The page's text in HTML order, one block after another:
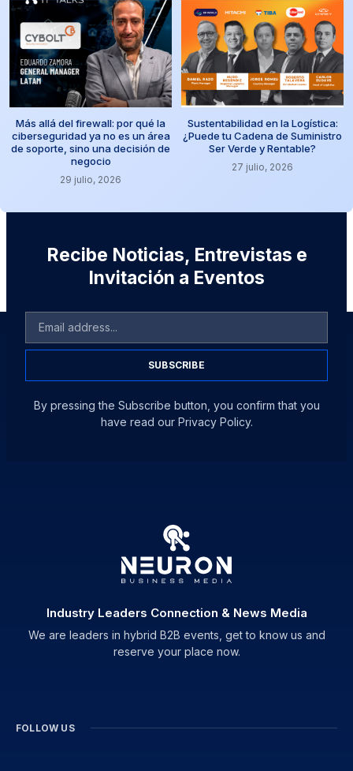
Más allá del firewall: por qué la
ciberseguridad ya no es un área
de soporte, sino una decisión de
negocio
29 julio, 2026
Sustentabilidad en la Logística:
¿Puede tu Cadena de Suministro
Ser Verde y Rentable?
27 julio, 2026
Recibe Noticias, Entrevistas e
Invitación a Eventos
SUBSCRIBE
By pressing the Subscribe button, you confirm that you
have read our Privacy Policy.
Industry Leaders Connection & News Media
We are leaders in hybrid B2B events, get to know us and
reserve your place now.
FOLLOW US